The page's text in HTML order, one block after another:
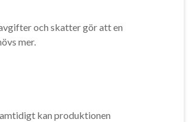
och skatter gör att en
mer.
kan produktionen